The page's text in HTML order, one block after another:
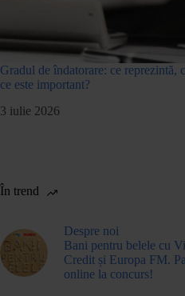
Gradul de îndatorare: ce reprezintă,
ce este important?
3 iulie 2026
În trend
Despre noi
Bani pentru belele cu
Credit și Europa FM.
online la concurs!